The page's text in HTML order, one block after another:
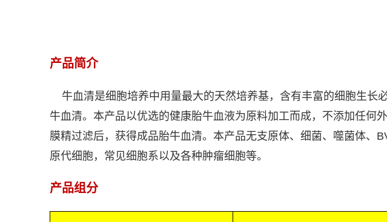
产品简介
牛血清是细胞培养中用量最大的天然培养基，含有丰富的细胞生长
牛血清。本产品以优选的健康胎牛血液为原料加工而成，不添加任何
膜精过滤后，获得成品胎牛血清。本产品无支原体、细菌、噬菌体、
原代细胞，常见细胞系以及各种肿瘤细胞等。
产品组分